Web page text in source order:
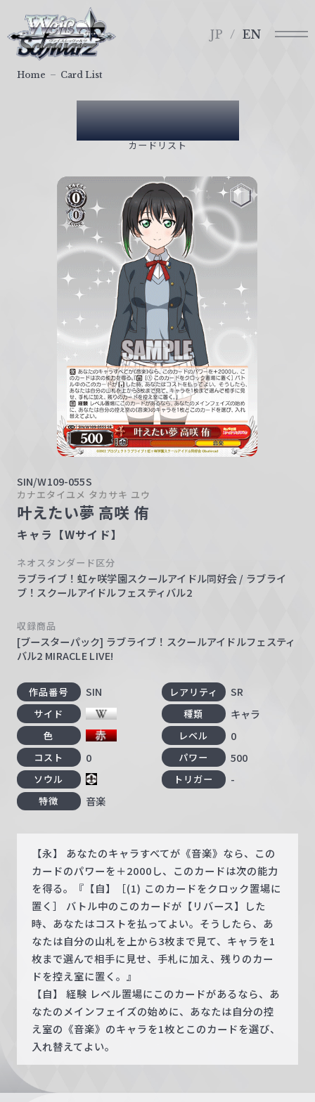
ァ
イ
JP EN
Card List
カードリスト
Home Card List
SIN/W109-055S
カナエタイユメ タカサキ ユウ
叶えたい夢 高咲 侑
キャラ【Wサイド】
ネオスタンダード区分
ラブライブ！虹ヶ咲学園スクールアイドル同好会 / ラブライ
ブ！スクールアイドルフェスティバル2
収録商品
[ブースターパック] ラブライブ！スクールアイドルフェスティ
バル2 MIRACLE LIVE!
作品番号 SIN レアリティ SR
サイド 種類 キャラ
色 レベル 0
コスト 0 パワー 500
ソウル トリガー -
特徴 音楽
【永】 あなたのキャラすべてが《音楽》なら、この
カードのパワーを＋2000し、このカードは次の能力
を得る。『【自】［(1) このカードをクロック置場に
置く］ バトル中のこのカードが【リバース】した
時、あなたはコストを払ってよい。そうしたら、あ
なたは自分の山札を上から3枚まで見て、キャラを1
枚まで選んで相手に見せ、手札に加え、残りのカー
ドを控え室に置く。』
【自】 経験 レベル置場にこのカードがあるなら、あ
なたのメインフェイズの始めに、あなたは自分の控
え室の《音楽》のキャラを1枚とこのカードを選び、
入れ替えてよい。